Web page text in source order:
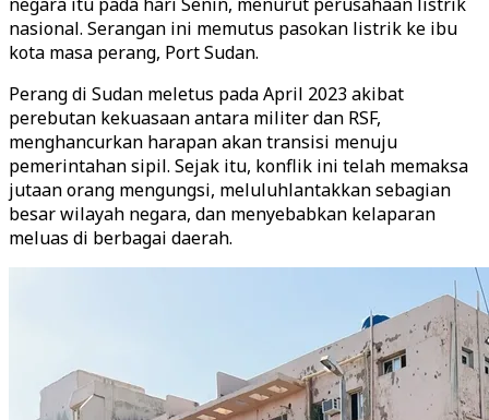
nasional. Serangan ini memutus pasokan listrik ke ibu
kota masa perang, Port Sudan.
Perang di Sudan meletus pada April 2023 akibat
perebutan kekuasaan antara militer dan RSF,
menghancurkan harapan akan transisi menuju
pemerintahan sipil. Sejak itu, konflik ini telah memaksa
jutaan orang mengungsi, meluluhlantakkan sebagian
besar wilayah negara, dan menyebabkan kelaparan
meluas di berbagai daerah.